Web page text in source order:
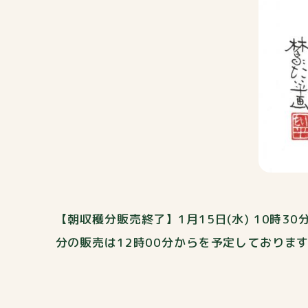
【朝収穫分販売終了】1月15日(水) 10時30
分の販売は12時00分からを予定しておりま